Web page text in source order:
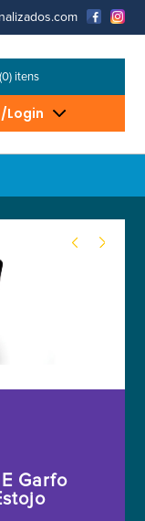
(0) itens
Login
Garfo